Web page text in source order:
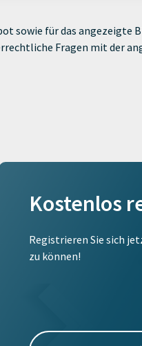
sowie für das angezeigte
Fragen mit der
Kostenlos
Registrieren Sie sich
zu können!